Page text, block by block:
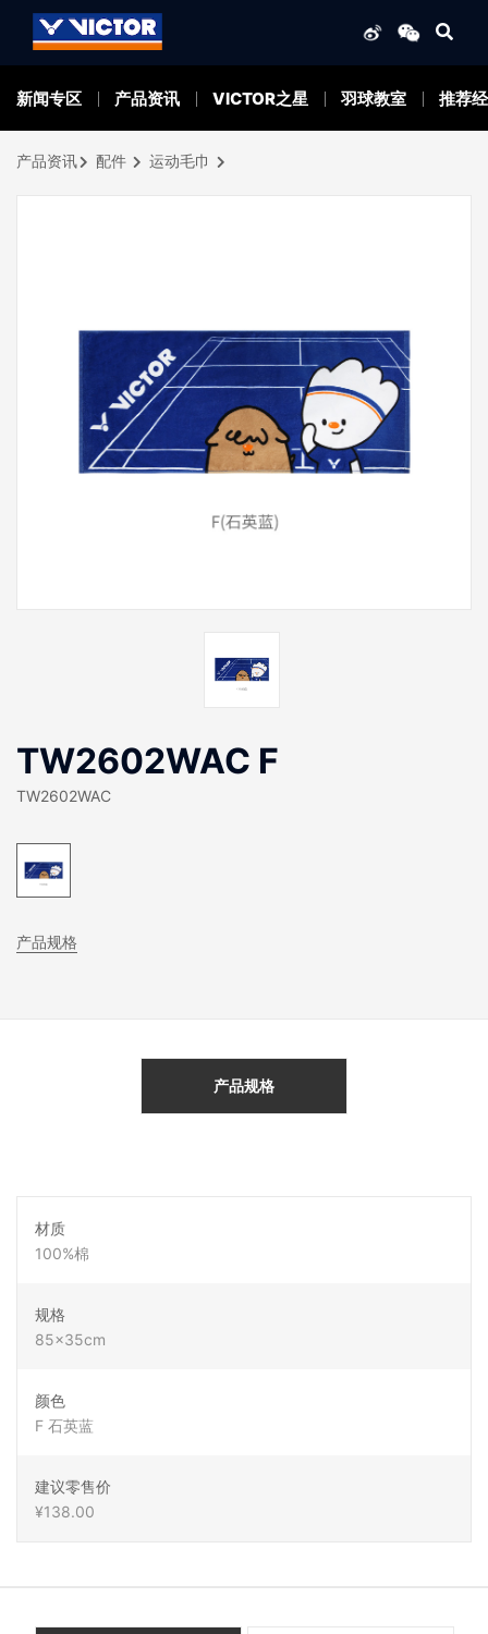
新闻专区 产品资讯 VICTOR之星 羽球教室 推荐
产品资讯 配件 运动毛巾
TW2602WAC F
TW2602WAC
产品规格
产品规格
材质
100%棉
规格
85x35cm
颜色
F 石英蓝
建议零售价
¥138.00